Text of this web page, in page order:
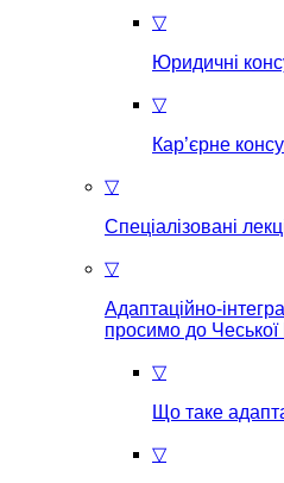
▽
Юридичні
▽
Кар’єрне
▽
Спеціалізовані
▽
Адаптаційно-
просимо до Чеської
▽
Що таке
▽